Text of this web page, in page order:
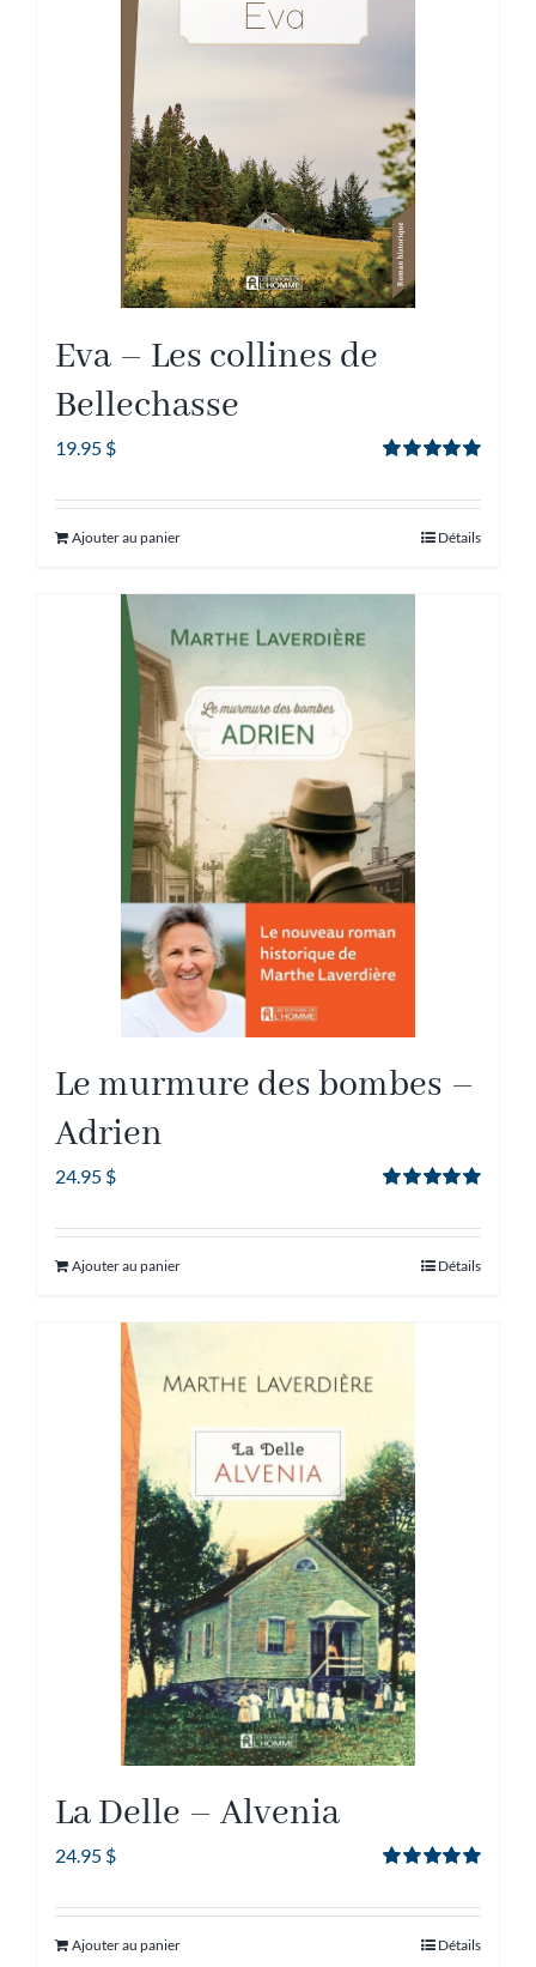
Eva – Les collines de
Bellechasse
5
19.95 $
Ajouter au panier Détails
Le murmure des bombes –
Adrien
5
24.95 $
Ajouter au panier Détails
La Delle – Alvenia
5
24.95 $
Ajouter au panier Détails